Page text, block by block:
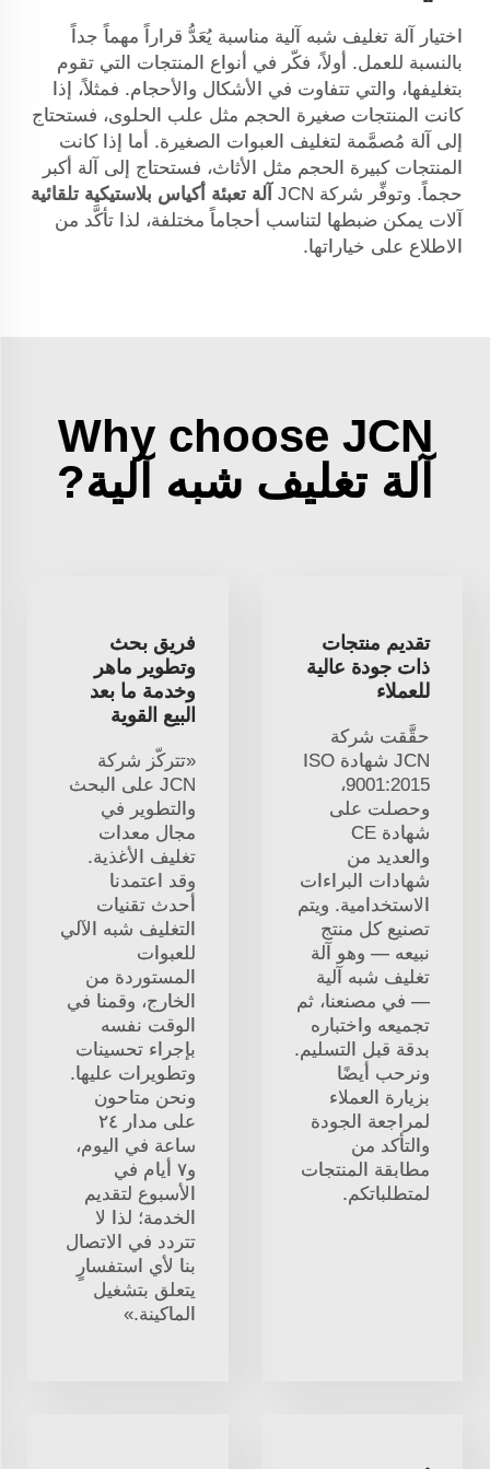
اختيار آلة تغليف شبه آلية مناسبة يُعَدُّ قراراً مهماً جداً
بالنسبة للعمل. أولاً، فكّر في أنواع المنتجات التي تقوم
بتغليفها، والتي تتفاوت في الأشكال والأحجام. فمثلاً، إذا
كانت المنتجات صغيرة الحجم مثل علب الحلوى، فستحتاج
إلى آلة مُصمَّمة لتغليف العبوات الصغيرة. أما إذا كانت
المنتجات كبيرة الحجم مثل الأثاث، فستحتاج إلى آلة أكبر
حجماً. وتوفِّر شركة JCN
آلة تعبئة أكياس بلاستيكية تلقائية
آلات يمكن ضبطها لتناسب أحجاماً مختلفة، لذا تأكَّد من
الاطلاع على خياراتها.
Why choose JCN
آلة تغليف شبه آلية?
تقديم منتجات
ذات جودة عالية
للعملاء
حقَّقت شركة
JCN شهادة ISO
9001:2015،
وحصلت على
شهادة CE
والعديد من
شهادات البراءات
الاستخدامية. ويتم
تصنيع كل منتج
نبيعه — وهو آلة
تغليف شبه آلية
— في مصنعنا، ثم
تجميعه واختباره
بدقة قبل التسليم.
ونرحب أيضًا
بزيارة العملاء
لمراجعة الجودة
والتأكد من
مطابقة المنتجات
لمتطلباتكم.
فريق بحث
وتطوير ماهر
وخدمة ما بعد
البيع القوية
«تتركّز شركة
JCN على البحث
والتطوير في
مجال معدات
تغليف الأغذية.
وقد اعتمدنا
أحدث تقنيات
التغليف شبه الآلي
للعبوات
المستوردة من
الخارج، وقمنا في
الوقت نفسه
بإجراء تحسينات
وتطويرات عليها.
ونحن متاحون
على مدار ٢٤
ساعة في اليوم،
و٧ أيام في
الأسبوع لتقديم
الخدمة؛ لذا لا
تتردد في الاتصال
بنا لأي استفسارٍ
يتعلق بتشغيل
الماكينة.»